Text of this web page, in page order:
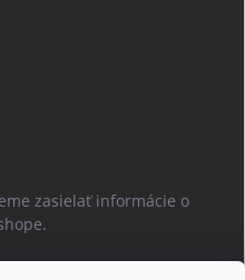
zasielať informácie o